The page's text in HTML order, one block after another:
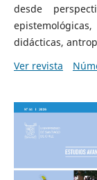
desde
didácticas,
Ver revista